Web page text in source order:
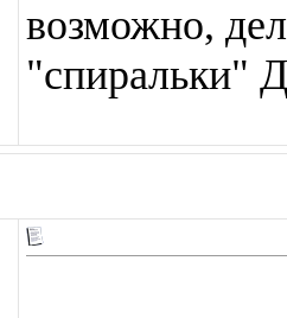
возможно,
"спиральки"